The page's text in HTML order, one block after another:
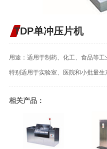
TDP单冲压片机
用途：适用于制药、化工、食品等
特别适用于实验室、医院和小批量生
相关产品：